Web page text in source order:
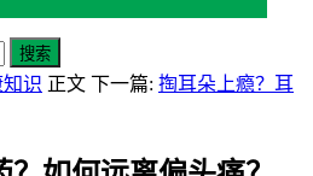
搜索
识 正文 下一篇: 掏耳朵上瘾？耳